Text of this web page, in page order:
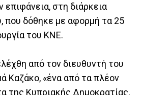
στη διάρκεια
που δόθηκε με αφορμή τα 25
του ΚΝΕ.
από τον διευθυντή του
Καζάκο, «ένα από τα πλέον
της Κυπριακής Δημοκρατίας,